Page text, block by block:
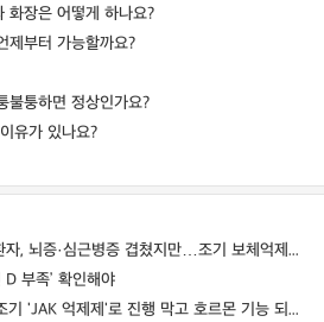
화장은 어떻게 하나요?
제부터 가능할까요?
불퉁하면 정상인가요?
유가 있나요?
드문 혈액·신장질환 aHUS 환자, 뇌증·심근병증 겹쳤지만…조기 보체억제치료로 신경학적 회복 보여
부족’ 확인해야
희귀 자가면역 내분비질환, 조기 'JAK 억제제'로 진행 막고 호르몬 기능 되살렸다